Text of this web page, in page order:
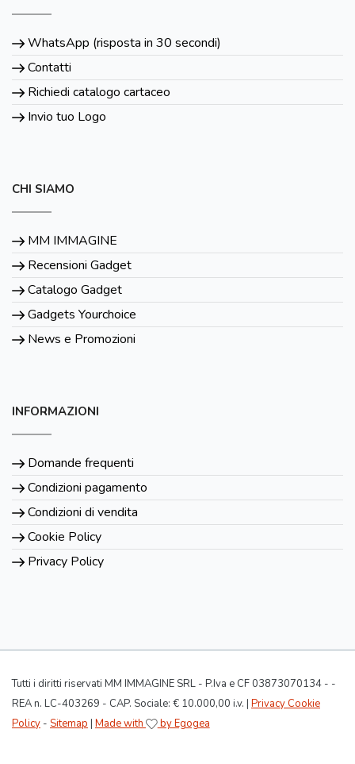
WhatsApp (risposta in 30 secondi)
Contatti
Richiedi catalogo cartaceo
Invio tuo Logo
CHI SIAMO
MM IMMAGINE
Recensioni Gadget
Catalogo Gadget
Gadgets Yourchoice
News e Promozioni
INFORMAZIONI
Domande frequenti
Condizioni pagamento
Condizioni di vendita
Cookie Policy
Privacy Policy
Tutti i diritti riservati MM IMMAGINE SRL - P.Iva e CF 03873070134 - -
REA n. LC-403269 - CAP. Sociale: € 10.000,00 i.v. | Privacy Cookie
Policy - Sitemap | Made with by Egogea